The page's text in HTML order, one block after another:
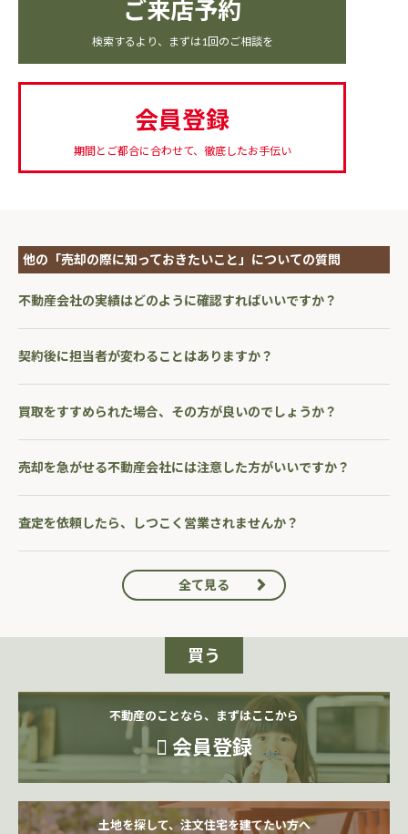
ご来店予約
検索するより、まずは1回のご相談を
会員登録
期間とご都合に合わせて、徹底したお手伝い
他の「売却の際に知っておきたいこと」についての質問
不動産会社の実績はどのように確認すればいいですか？
契約後に担当者が変わることはありますか？
買取をすすめられた場合、その方が良いのでしょうか？
売却を急がせる不動産会社には注意した方がいいですか？
査定を依頼したら、しつこく営業されませんか？
全て見る
買う
不動産のことなら、まずはここから
会員登録
土地を探して、注文住宅を建てたい方へ